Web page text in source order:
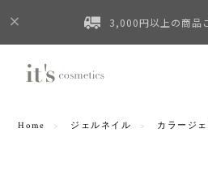
3,000円以上の商品
Home ジェルネイル カラージ